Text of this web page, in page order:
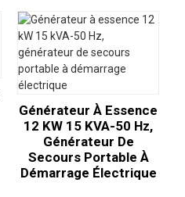
Générateur À Essence
12 KW 15 KVA-50 Hz,
Générateur De
Secours Portable À
Démarrage Électrique